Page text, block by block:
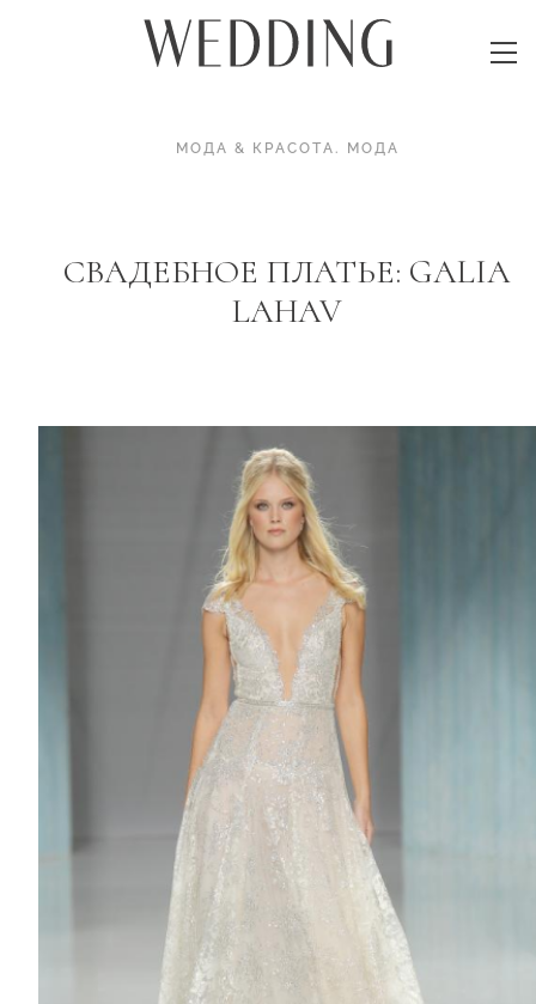
МОДА & КРАСОТА. МОДА
СВАДЕБНОЕ ПЛАТЬЕ: GALIA
LAHAV